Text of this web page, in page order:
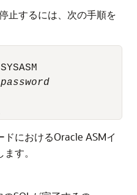
止するには、次の手順を
ドにおけるOracle ASMイ
す。